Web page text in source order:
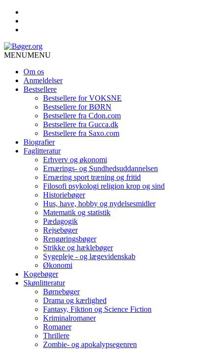
MENUMENU
Om os
Anmeldelser
Bestsellere
Bestsellere for VOKSNE
Bestsellere for BØRN
Bestsellere fra Cdon.com
Bestsellere fra Gucca.dk
Bestsellere fra Saxo.com
Biografier
Faglitteratur
Erhverv og økonomi
Ernærings- og Sundhedsuddannelsen
Ernæring sport træning og fritid
Filosofi psykologi religion krop og sind
Historiebøger
Hus, have, hobby og nydelsesmidler
Matematik og statistik
Pædagogik
Rejsebøger
Rengøringsbøger
Strikke og hæklebøger
Sygepleje - og lægevidenskab
Økonomi
Kogebøger
Skønlitteratur
Børnebøger
Drama og kærlighed
Fantasy, Fiktion og Science Fiction
Kriminalromaner
Romaner
Thrillere
Zombie- og apokalypsegenren